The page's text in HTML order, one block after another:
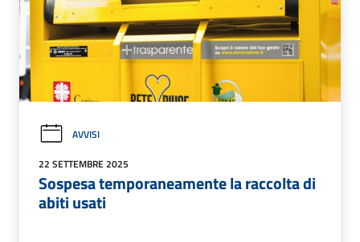
AVVISI
22 SETTEMBRE 2025
Sospesa temporaneamente la raccolta di
abiti usati